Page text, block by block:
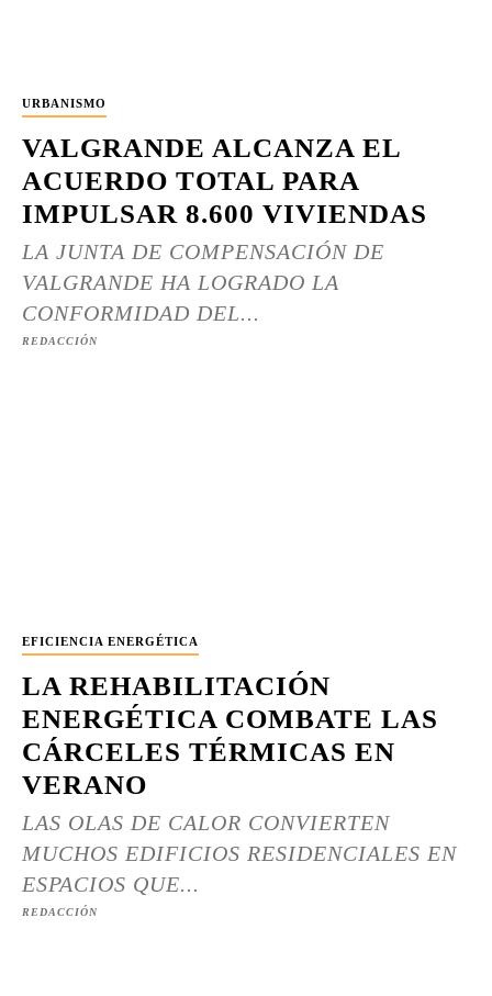
URBANISMO
VALGRANDE ALCANZA EL
ACUERDO TOTAL PARA
IMPULSAR 8.600 VIVIENDAS
LA JUNTA DE COMPENSACIÓN DE
VALGRANDE HA LOGRADO LA
CONFORMIDAD DEL...
REDACCIÓN
EFICIENCIA ENERGÉTICA
LA REHABILITACIÓN
ENERGÉTICA COMBATE LAS
CÁRCELES TÉRMICAS EN
VERANO
LAS OLAS DE CALOR CONVIERTEN
MUCHOS EDIFICIOS RESIDENCIALES EN
ESPACIOS QUE...
REDACCIÓN